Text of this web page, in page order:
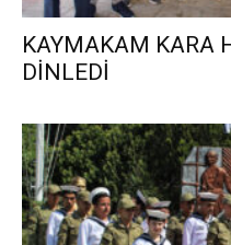
KAYMAKAM KARA
DİNLEDİ